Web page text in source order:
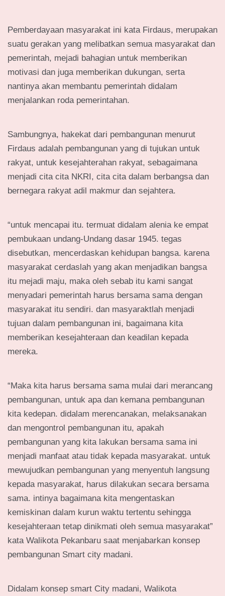
Pemberdayaan masyarakat ini kata Firdaus, merupakan
suatu gerakan yang melibatkan semua masyarakat dan
pemerintah, mejadi bahagian untuk memberikan
motivasi dan juga memberikan dukungan, serta
nantinya akan membantu pemerintah didalam
menjalankan roda pemerintahan.
Sambungnya, hakekat dari pembangunan menurut
Firdaus adalah pembangunan yang di tujukan untuk
rakyat, untuk kesejahterahan rakyat, sebagaimana
menjadi cita cita NKRI, cita cita dalam berbangsa dan
bernegara rakyat adil makmur dan sejahtera.
“untuk mencapai itu. termuat didalam alenia ke empat
pembukaan undang-Undang dasar 1945. tegas
disebutkan, mencerdaskan kehidupan bangsa. karena
masyarakat cerdaslah yang akan menjadikan bangsa
itu mejadi maju, maka oleh sebab itu kami sangat
menyadari pemerintah harus bersama sama dengan
masyarakat itu sendiri. dan masyaraktlah menjadi
tujuan dalam pembangunan ini, bagaimana kita
memberikan kesejahteraan dan keadilan kepada
mereka.
“Maka kita harus bersama sama mulai dari merancang
pembangunan, untuk apa dan kemana pembangunan
kita kedepan. didalam merencanakan, melaksanakan
dan mengontrol pembangunan itu, apakah
pembangunan yang kita lakukan bersama sama ini
menjadi manfaat atau tidak kepada masyarakat. untuk
mewujudkan pembangunan yang menyentuh langsung
kepada masyarakat, harus dilakukan secara bersama
sama. intinya bagaimana kita mengentaskan
kemiskinan dalam kurun waktu tertentu sehingga
kesejahteraan tetap dinikmati oleh semua masyarakat”
kata Walikota Pekanbaru saat menjabarkan konsep
pembangunan Smart city madani.
Didalam konsep smart City madani, Walikota